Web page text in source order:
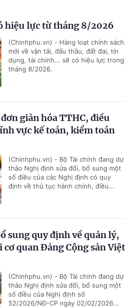
hiệu lực từ tháng 8/2026
(Chinhphu.vn) - Hàng loạt chính sách
mới về vận tải, đấu thầu, đất đai, tín
dụng, tài chính... sẽ có hiệu lực trong
tháng 8/2026.
giản hóa TTHC, điều
vực kế toán, kiểm toán
(Chinhphu.vn) - Bộ Tài chính đang dự
thảo Nghị định sửa đổi, bổ sung một
số điều của các Nghị định có quy
định về thủ tục hành chính, điều...
sung quy định về quản lý,
cơ quan Đảng Cộng sản Việt
(Chinhphu.vn) - Bộ Tài chính đang dự
thảo Nghị định sửa đổi, bổ sung một
số điều của Nghị định số
52/2026/NĐ-CP ngày 02/02/2026...